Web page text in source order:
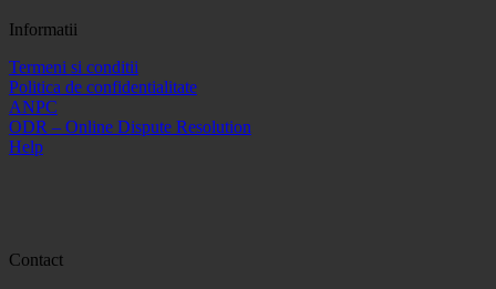
Informatii
Termeni si conditii
Politica de confidentialitate
ANPC
ODR – Online Dispute Resolution
Help
Contact